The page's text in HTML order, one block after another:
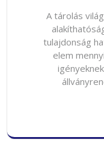
A tárolás
tulajdonság
elem